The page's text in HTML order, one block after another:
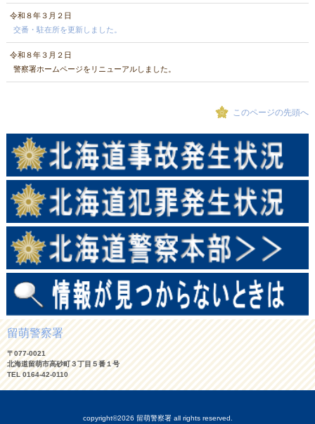
令和８年３月２日
交番・駐在所を更新しました。
令和８年３月２日
警察署ホームページをリニューアルしました。
このページの先頭へ
留萌警察署
〒077-0021
北海道留萌市高砂町３丁目５番１号
TEL 0164-42-0110
copyright©2026 留萌警察署 all rights reserved.